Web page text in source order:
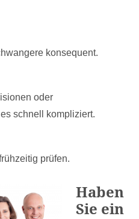
konsequent.
oder
schnell kompliziert.
prüfen.
Haben
Sie ein